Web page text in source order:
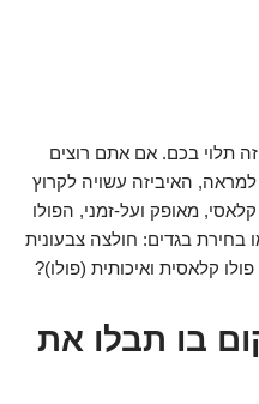
תלוי בכם. אם אתם רוצים
האיביזה עשויה לקרוץ
מאופק ועל-זמני, הפולו
בחירת בגדים: חולצה צבעונית
קלאסית ואיכותית (פולו)?
בו תבלו את